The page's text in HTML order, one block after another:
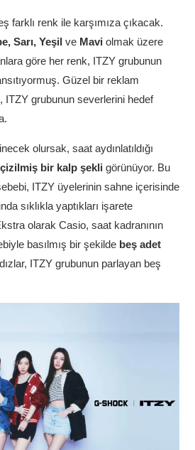
farklı renk ile karşımıza çıkacak.
Sarı, Yeşil ve Mavi olmak üzere
göre her renk, ITZY grubunun
Güzel bir reklam
ITZY grubunun severlerini hedef
olursak, saat aydınlatıldığı
bir kalp şekli görünüyor. Bu
ITZY üyelerinin sahne içerisinde
sıklıkla yaptıkları işarete
olarak Casio, saat kadranının
basılmış bir şekilde beş adet
ITZY grubunun parlayan beş